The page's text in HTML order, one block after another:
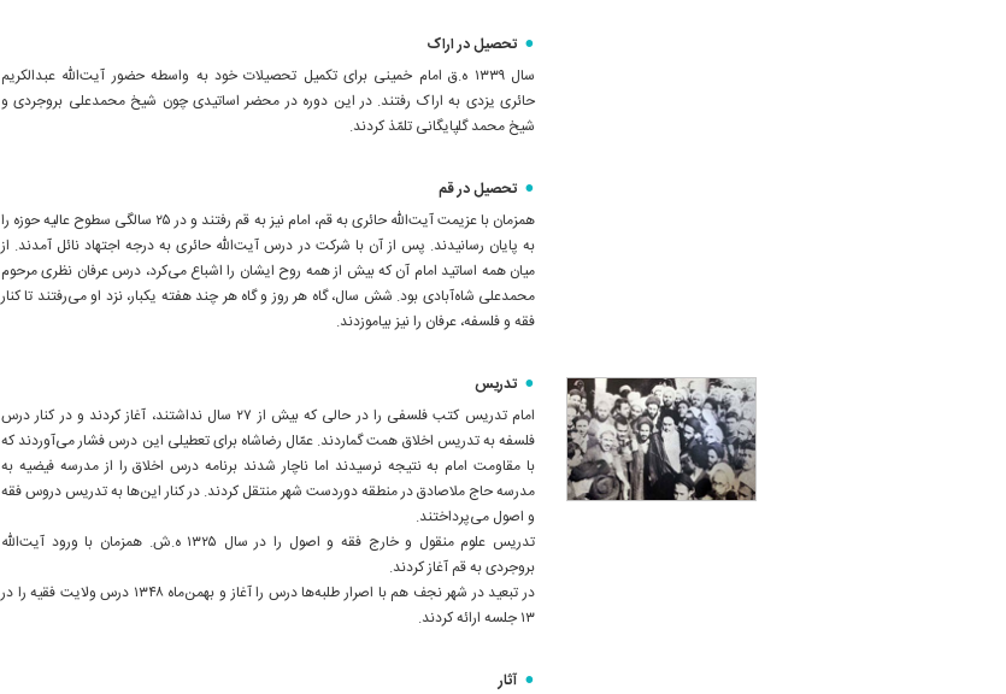
تحصیل در اراک
سال ۱۳۳۹ ه.ق امام خمینی برای تکمیل تحصیلات خود به واسطه حضور آیت‌الله عبدالکریم
حائری یزدی به اراک رفتند. در این دوره در محضر اساتیدی چون شیخ محمدعلی بروجردی و
شیخ محمد گلپایگانی تلمّذ کردند.
تحصیل در قم
همزمان با عزیمت آیت‌الله حائری به قم، امام نیز به قم رفتند و در ۲۵ سالگی سطوح عالیه حوزه را
به پایان رسانیدند. پس از آن با شرکت در درس آیت‌الله حائری به درجه اجتهاد نائل آمدند. از
میان همه اساتید امام آن که بیش از همه روح ایشان را اشباع می‌کرد، درس عرفان نظری مرحوم
محمدعلی شاه‌آبادی بود. شش سال، گاه هر روز و گاه هر چند هفته یکبار، نزد او می‌رفتند تا کنار
فقه و فلسفه، عرفان را نیز بیاموزدند.
تدریس
امام تدریس کتب فلسفی را در حالی که بیش از ۲۷ سال نداشتند، آغاز کردند و در کنار درس
فلسفه به تدریس اخلاق همت گماردند. عمّال رضاشاه برای تعطیلی این درس فشار می‌آوردند که
با مقاومت امام به نتیجه نرسیدند اما ناچار شدند برنامه درس اخلاق را از مدرسه فیضیه به
مدرسه حاج ملاصادق در منطقه دوردست شهر منتقل کردند. در کنار این‌ها به تدریس دروس فقه
و اصول می‌پرداختند.
تدریس علوم منقول و خارج فقه و اصول را در سال ۱۳۲۵ ه.ش. همزمان با ورود آیت‌الله
بروجردی به قم آغاز کردند.
در تبعید در شهر نجف هم با اصرار طلبه‌ها درس را آغاز و بهمن‌ماه ۱۳۴۸ درس ولایت فقیه را در
۱۳ جلسه ارائه کردند.
آثار